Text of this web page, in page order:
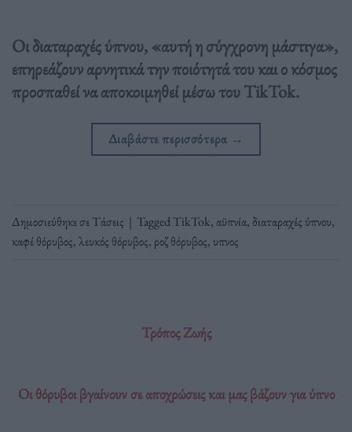
Οι διαταραχές ύπνου, «αυτή η σύγχρονη μάστιγα»,
επηρεάζουν αρνητικά την ποιότητά του και ο κόσμος
προσπαθεί να αποκοιμηθεί μέσω του TikTok.
Διαβάστε περισσότερα →
Δημοσιεύθηκε σεΤάσεις | TaggedTikTok,αϋπνία,διαταραχές ύπνου,
καφέ θόρυβος,λευκός θόρυβος, ροζ θόρυβος,υπνος
Τρόπος Ζωής
Οι θόρυβοι βγαίνουν σε αποχρώσεις και μας βάζουν για ύπνο